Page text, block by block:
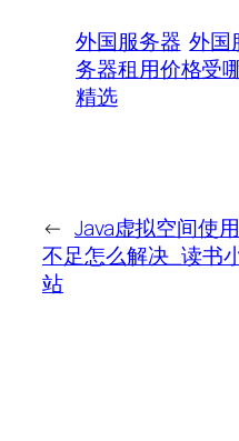
外国服务器 外国
务器租用价格受
精选
← Java虚拟空间使用
不足怎么解决_读书
站